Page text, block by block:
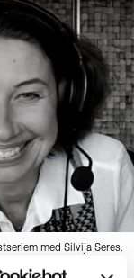
med Silvija Seres.